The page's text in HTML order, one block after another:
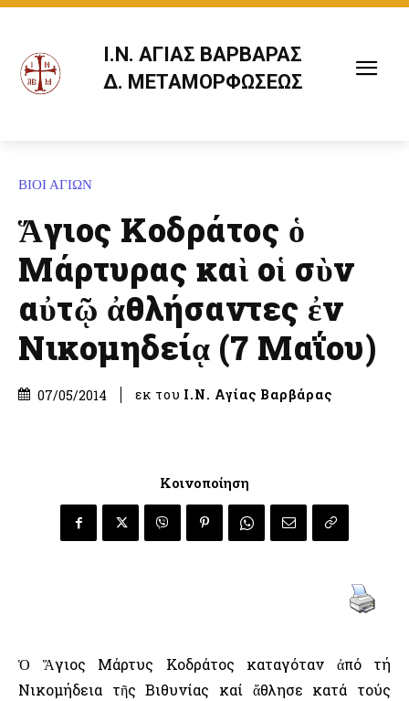
Ι.Ν. ΑΓΙΑΣ ΒΑΡΒΑΡΑΣ
Δ. ΜΕΤΑΜΟΡΦΩΣΕΩΣ
ΒΙΟΙ ΑΓΙΩΝ
Ἅγιος Κοδράτος ὁ
Μάρτυρας καὶ οἱ σὺν
αὐτῷ ἀθλήσαντες ἐν
Νικομηδείᾳ (7 Μαΐου)
07/05/2014 εκ του Ι.Ν. Αγίας Βαρβάρας
Κοινοποίηση
Ὁ Ἅγιος Μάρτυς Κοδράτος καταγόταν ἀπό τή
Νικομήδεια τῆς Βιθυνίας καί ἄθλησε κατά τούς